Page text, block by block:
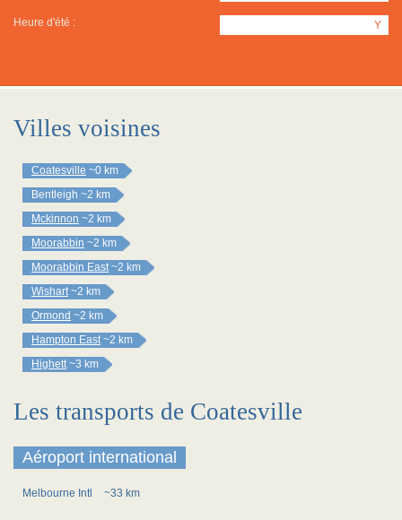
Heure d'été : Y
Villes voisines
Coatesville ~0 km
Bentleigh ~2 km
Mckinnon ~2 km
Moorabbin ~2 km
Moorabbin East ~2 km
Wishart ~2 km
Ormond ~2 km
Hampton East ~2 km
Highett ~3 km
Les transports de Coatesville
Aéroport international
Melbourne Intl ~33 km